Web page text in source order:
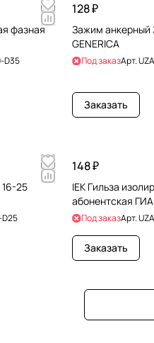
фазная
D35
128 ₽
Зажим анкерный
GENERICA
Под заказАрт.
Заказать
25
D25
148 ₽
IEK Гильза
абонентская
Под заказАрт.
Заказать